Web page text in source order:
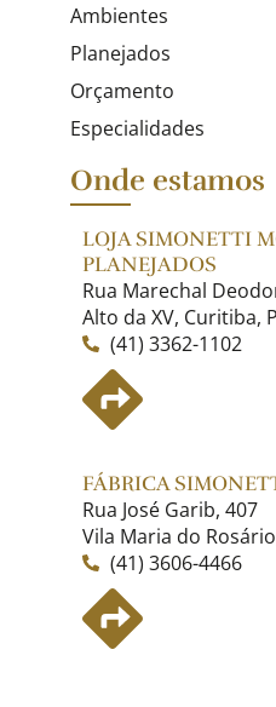
Ambientes
Planejados
Orçamento
Especialidades
Onde estamos
LOJA SIMONETTI
PLANEJADOS
Rua Marechal
Alto da XV, Curitiba,
(41) 3362-1102
FÁBRICA
Rua José Garib, 407
Vila Maria do
(41) 3606-4466